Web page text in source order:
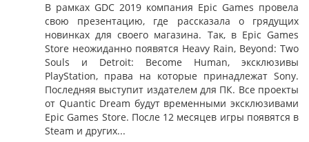
В рамках GDC 2019 компания Epic Games провела
свою презентацию, где рассказала о грядущих
новинках для своего магазина. Так, в Epic Games
Store неожиданно появятся Heavy Rain, Beyond: Two
Souls и Detroit: Become Human, эксклюзивы
PlayStation, права на которые принадлежат Sony.
Последняя выступит издателем для ПК. Все проекты
от Quantic Dream будут временными эксклюзивами
Epic Games Store. После 12 месяцев игры появятся в
Steam и других...